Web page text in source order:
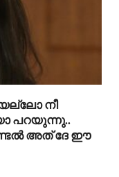
നീ
പറയുന്നു..
അത് ദേ ഈ